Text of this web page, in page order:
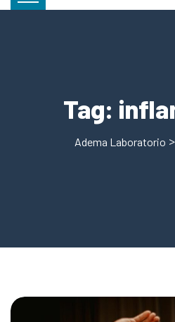
Tag:
Adema Laboratorio